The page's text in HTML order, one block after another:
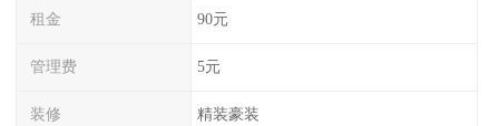
租金 90元
管理费 5元
装修 精装豪装